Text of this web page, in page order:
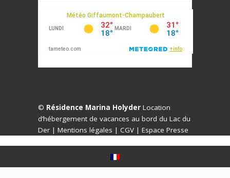
© Résidence Marina Holyder Location
d’hébergement de vacances au bord du Lac du
Der | Mentions légales | CGV | Espace Presse